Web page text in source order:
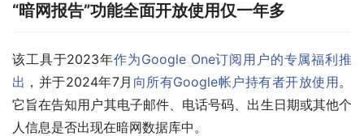
“暗网报告”功能全面开放使用仅一年多
该工具于2023年作为Google One订阅用户的专属福利推
出 ，并于2024年7月 向所有Google帐户持有者开放使用。
它旨在告知用户其电子邮件、电话号码、出生日期或其他个
人信息是否出现在暗网数据库中。